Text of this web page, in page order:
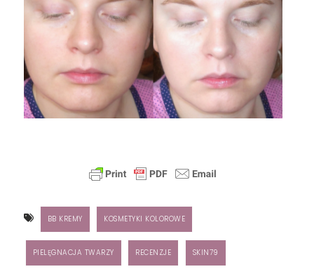
BB KREMY KOSMETYKI KOLOROWE
PIELĘGNACJA TWARZY RECENZJE SKIN79